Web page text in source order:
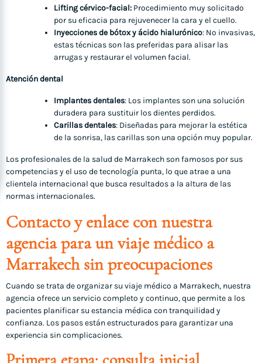
Lifting cérvico-facial: Procedimiento muy solicitado
por su eficacia para rejuvenecer la cara y el cuello.
Inyecciones de bótox y ácido hialurónico: No invasivas,
estas técnicas son las preferidas para alisar las
arrugas y restaurar el volumen facial.
Atención dental
Implantes dentales: Los implantes son una solución
duradera para sustituir los dientes perdidos.
Carillas dentales: Diseñadas para mejorar la estética
de la sonrisa, las carillas son una opción muy popular.
Los profesionales de la salud de Marrakech son famosos por sus
competencias y el uso de tecnología punta, lo que atrae a una
clientela internacional que busca resultados a la altura de las
normas internacionales.
Contacto y enlace con nuestra
agencia para un viaje médico a
Marrakech sin preocupaciones
Cuando se trata de organizar su viaje médico a Marrakech, nuestra
agencia ofrece un servicio completo y continuo, que permite a los
pacientes planificar su estancia médica con tranquilidad y
confianza. Los pasos están estructurados para garantizar una
experiencia sin complicaciones.